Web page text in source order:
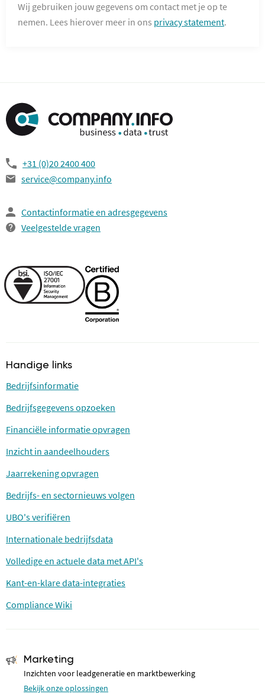
Wij gebruiken jouw gegevens om contact met je op te
nemen. Lees hierover meer in ons privacy statement.
+31 (0)20 2400 400
service@company.info
Contactinformatie en adresgegevens
Veelgestelde vragen
Handige links
Bedrijfsinformatie
Bedrijfsgegevens opzoeken
Financiële informatie opvragen
Inzicht in aandeelhouders
Jaarrekening opvragen
Bedrijfs- en sectornieuws volgen
UBO's verifiëren
Internationale bedrijfsdata
Volledige en actuele data met API's
Kant-en-klare data-integraties
Compliance Wiki
Marketing
Inzichten voor leadgeneratie en marktbewerking
Bekijk onze oplossingen